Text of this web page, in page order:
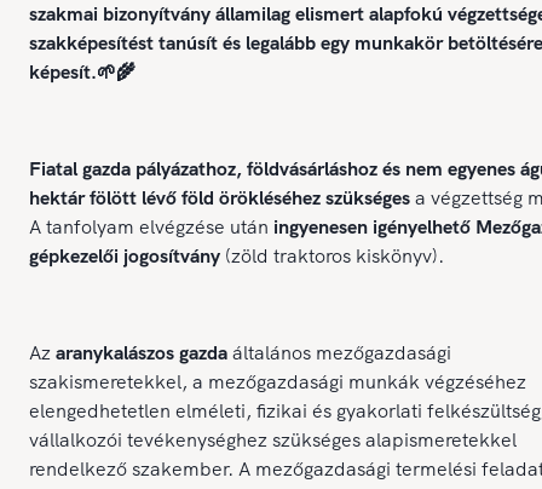
szakmai bizonyítvány államilag elismert alapfokú
szakképesítést tanúsít és legalább egy munkakör betöltésére
képesít.🌱🌾
Fiatal gazda pályázathoz, földvásárláshoz és nem egyenes
hektár fölött lévő föld örökléséhez szükségesa végzettség
A tanfolyam elvégzése után ingyenesen igényelhető
gépkezelői jogosítvány (zöld traktoros kiskönyv).
Azaranykalászos gazdaáltalános mezőgazdasági
szakismeretekkel, a mezőgazdasági munkák végzéséhez
elengedhetetlen elméleti, fizikai és gyakorlati
vállalkozói tevékenységhez szükséges alapismeretekkel
rendelkező szakember. A mezőgazdasági termelési